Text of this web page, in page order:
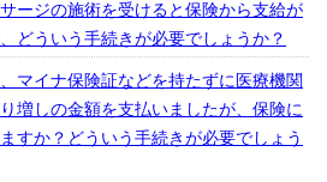
ージの施術を受けると保険から支給が
どういう手続きが必要でしょうか？
マイナ保険証などを持たずに医療機関
増しの金額を支払いましたが、保険に
すか？どういう手続きが必要でしょう